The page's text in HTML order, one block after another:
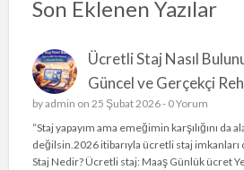
Son Eklenen Yazılar
Ücretli Staj Nasıl
Güncel ve Gerçekçi
byadmin on 25 Şubat 2026 - 0 Yorum
“Staj yapayım ama emeğimin karşılığını da
değilsin.2026 itibarıyla ücretli staj
Staj Nedir? Ücretli staj: Maaş Günlük ücret